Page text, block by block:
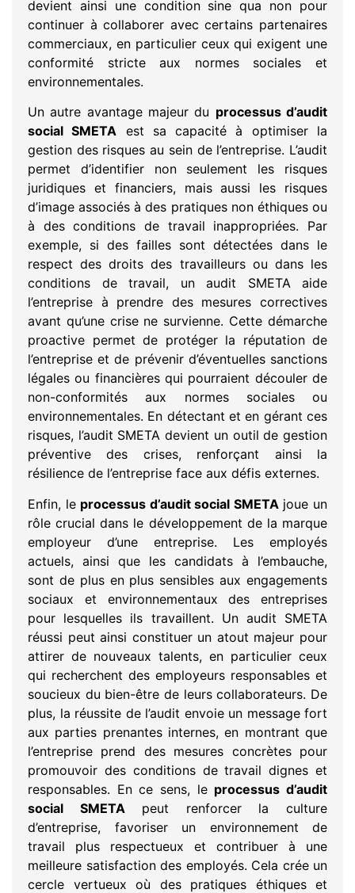
devient ainsi une condition sine qua non pour
continuer à collaborer avec certains partenaires
commerciaux, en particulier ceux qui exigent une
conformité stricte aux normes sociales et
environnementales.
Un autre avantage majeur du processus d’audit
social SMETA est sa capacité à optimiser la
gestion des risques au sein de l’entreprise. L’audit
permet d’identifier non seulement les risques
juridiques et financiers, mais aussi les risques
d’image associés à des pratiques non éthiques ou
à des conditions de travail inappropriées. Par
exemple, si des failles sont détectées dans le
respect des droits des travailleurs ou dans les
conditions de travail, un audit SMETA aide
l’entreprise à prendre des mesures correctives
avant qu’une crise ne survienne. Cette démarche
proactive permet de protéger la réputation de
l’entreprise et de prévenir d’éventuelles sanctions
légales ou financières qui pourraient découler de
non-conformités aux normes sociales ou
environnementales. En détectant et en gérant ces
risques, l’audit SMETA devient un outil de gestion
préventive des crises, renforçant ainsi la
résilience de l’entreprise face aux défis externes.
Enfin, le processus d’audit social SMETA joue un
rôle crucial dans le développement de la marque
employeur d’une entreprise. Les employés
actuels, ainsi que les candidats à l’embauche,
sont de plus en plus sensibles aux engagements
sociaux et environnementaux des entreprises
pour lesquelles ils travaillent. Un audit SMETA
réussi peut ainsi constituer un atout majeur pour
attirer de nouveaux talents, en particulier ceux
qui recherchent des employeurs responsables et
soucieux du bien-être de leurs collaborateurs. De
plus, la réussite de l’audit envoie un message fort
aux parties prenantes internes, en montrant que
l’entreprise prend des mesures concrètes pour
promouvoir des conditions de travail dignes et
responsables. En ce sens, le processus d’audit
social SMETA peut renforcer la culture
d’entreprise, favoriser un environnement de
travail plus respectueux et contribuer à une
meilleure satisfaction des employés. Cela crée un
cercle vertueux où des pratiques éthiques et